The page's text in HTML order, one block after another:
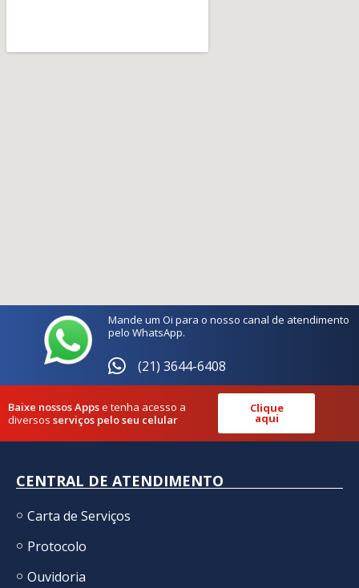
Mande um Oi para o nosso canal de atendimento
pelo WhatsApp.
(21) 3644-6408
Baixe nossos Appse tenha acesso a
diversos serviços pelo seu celular
Clique
aqui
CENTRAL DE ATENDIMENTO
Carta de Serviços
Protocolo
Ouvidoria